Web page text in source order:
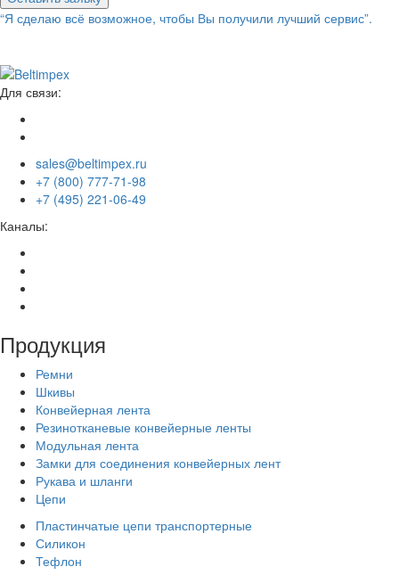
“Я сделаю всё возможное, чтобы Вы получили лучший сервис”.
Для связи:
sales@beltimpex.ru
+7 (800) 777-71-98
+7 (495) 221-06-49
Каналы:
Продукция
Ремни
Шкивы
Конвейерная лента
Резинотканевые конвейерные ленты
Модульная лента
Замки для соединения конвейерных лент
Рукава и шланги
Цепи
Пластинчатые цепи транспортерные
Силикон
Тефлон